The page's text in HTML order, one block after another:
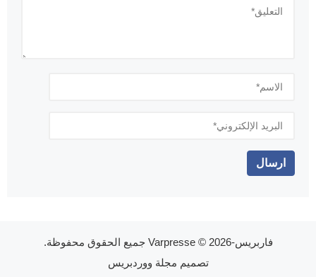
فاربريس-Varpresse© 2026 جميع الحقوق محفوظة.
تصميم مجلة ووردبريس